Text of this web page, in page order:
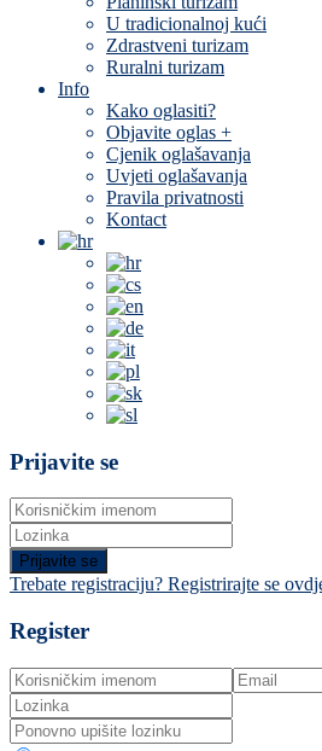
U tradicionalnoj kući
Zdrastveni turizam
Ruralni turizam
Info
Kako oglasiti?
Objavite oglas +
Cjenik oglašavanja
Uvjeti oglašavanja
Pravila privatnosti
Kontact
Prijavite se
Prijavite se
Trebate registraciju? Registrirajte se
Register